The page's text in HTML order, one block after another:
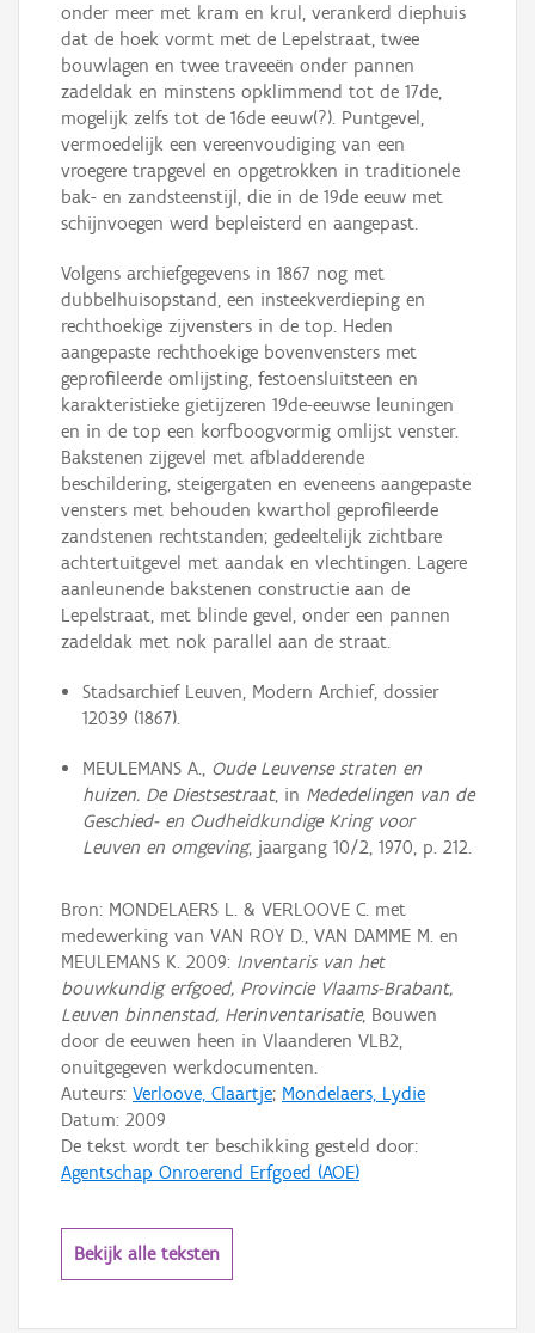
onder meer met kram en krul, verankerd diephuis
dat de hoek vormt met de Lepelstraat, twee
bouwlagen en twee traveeën onder pannen
zadeldak en minstens opklimmend tot de 17de,
mogelijk zelfs tot de 16de eeuw(?). Puntgevel,
vermoedelijk een vereenvoudiging van een
vroegere trapgevel en opgetrokken in traditionele
bak- en zandsteenstijl, die in de 19de eeuw met
schijnvoegen werd bepleisterd en aangepast.
Volgens archiefgegevens in 1867 nog met
dubbelhuisopstand, een insteekverdieping en
rechthoekige zijvensters in de top. Heden
aangepaste rechthoekige bovenvensters met
geprofileerde omlijsting, festoensluitsteen en
karakteristieke gietijzeren 19de-eeuwse leuningen
en in de top een korfboogvormig omlijst venster.
Bakstenen zijgevel met afbladderende
beschildering, steigergaten en eveneens aangepaste
vensters met behouden kwarthol geprofileerde
zandstenen rechtstanden; gedeeltelijk zichtbare
achtertuitgevel met aandak en vlechtingen. Lagere
aanleunende bakstenen constructie aan de
Lepelstraat, met blinde gevel, onder een pannen
zadeldak met nok parallel aan de straat.
Stadsarchief Leuven, Modern Archief, dossier
12039 (1867).
MEULEMANS A., Oude Leuvense straten en
huizen. De Diestsestraat, in Mededelingen van de
Geschied- en Oudheidkundige Kring voor
Leuven en omgeving, jaargang 10/2, 1970, p. 212.
Bron: MONDELAERS L. & VERLOOVE C. met
medewerking van VAN ROY D., VAN DAMME M. en
MEULEMANS K. 2009: Inventaris van het
bouwkundig erfgoed, Provincie Vlaams-Brabant,
Leuven binnenstad, Herinventarisatie, Bouwen
door de eeuwen heen in Vlaanderen VLB2,
onuitgegeven werkdocumenten.
Auteurs: Verloove, Claartje; Mondelaers, Lydie
Datum: 2009
De tekst wordt ter beschikking gesteld door:
Agentschap Onroerend Erfgoed (AOE)
Bekijk alle teksten